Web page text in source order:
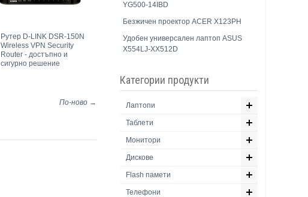
Рутер D-LINK DSR-150N
Wireless VPN Security
Router - достъпно и
сигурно решение
По-ново →
YG500-14IBD
Безжичен проектор ACER X123PH
Удобен универсален лаптоп ASUS
X554LJ-XX512D
Категории продукти
Лаптопи
Таблети
Монитори
Дискове
Flash памети
Телефони